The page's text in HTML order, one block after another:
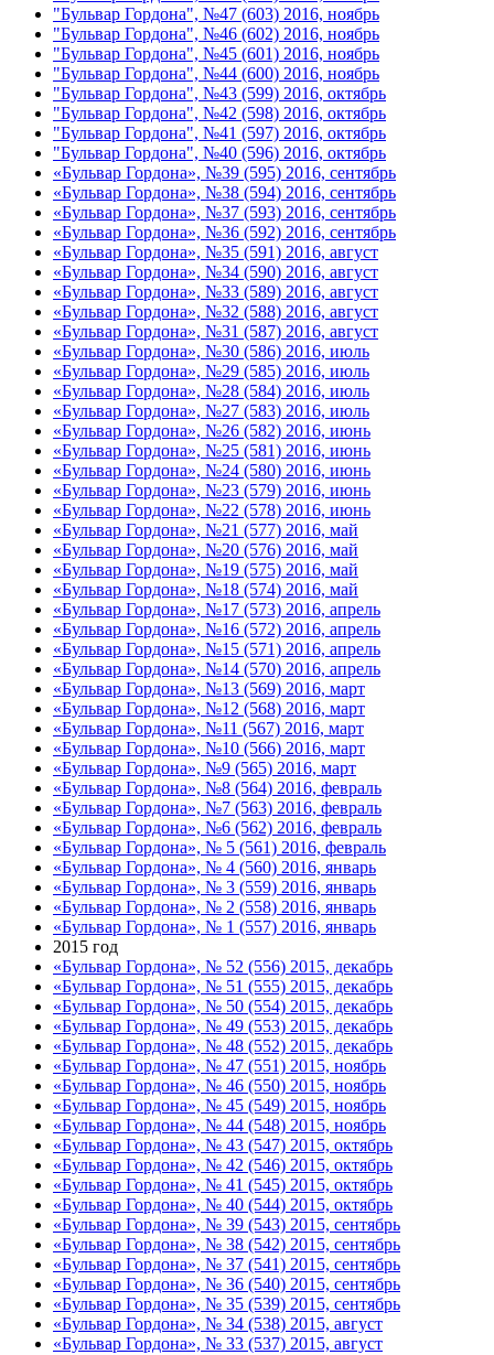
"Бульвар Гордона", №47 (603) 2016, ноябрь
"Бульвар Гордона", №46 (602) 2016, ноябрь
"Бульвар Гордона", №45 (601) 2016, ноябрь
"Бульвар Гордона", №44 (600) 2016, ноябрь
"Бульвар Гордона", №43 (599) 2016, октябрь
"Бульвар Гордона", №42 (598) 2016, октябрь
"Бульвар Гордона", №41 (597) 2016, октябрь
"Бульвар Гордона", №40 (596) 2016, октябрь
«Бульвар Гордона», №39 (595) 2016, сентябрь
«Бульвар Гордона», №38 (594) 2016, сентябрь
«Бульвар Гордона», №37 (593) 2016, сентябрь
«Бульвар Гордона», №36 (592) 2016, сентябрь
«Бульвар Гордона», №35 (591) 2016, август
«Бульвар Гордона», №34 (590) 2016, август
«Бульвар Гордона», №33 (589) 2016, август
«Бульвар Гордона», №32 (588) 2016, август
«Бульвар Гордона», №31 (587) 2016, август
«Бульвар Гордона», №30 (586) 2016, июль
«Бульвар Гордона», №29 (585) 2016, июль
«Бульвар Гордона», №28 (584) 2016, июль
«Бульвар Гордона», №27 (583) 2016, июль
«Бульвар Гордона», №26 (582) 2016, июнь
«Бульвар Гордона», №25 (581) 2016, июнь
«Бульвар Гордона», №24 (580) 2016, июнь
«Бульвар Гордона», №23 (579) 2016, июнь
«Бульвар Гордона», №22 (578) 2016, июнь
«Бульвар Гордона», №21 (577) 2016, май
«Бульвар Гордона», №20 (576) 2016, май
«Бульвар Гордона», №19 (575) 2016, май
«Бульвар Гордона», №18 (574) 2016, май
«Бульвар Гордона», №17 (573) 2016, апрель
«Бульвар Гордона», №16 (572) 2016, апрель
«Бульвар Гордона», №15 (571) 2016, апрель
«Бульвар Гордона», №14 (570) 2016, апрель
«Бульвар Гордона», №13 (569) 2016, март
«Бульвар Гордона», №12 (568) 2016, март
«Бульвар Гордона», №11 (567) 2016, март
«Бульвар Гордона», №10 (566) 2016, март
«Бульвар Гордона», №9 (565) 2016, март
«Бульвар Гордона», №8 (564) 2016, февраль
«Бульвар Гордона», №7 (563) 2016, февраль
«Бульвар Гордона», №6 (562) 2016, февраль
«Бульвар Гордона», № 5 (561) 2016, февраль
«Бульвар Гордона», № 4 (560) 2016, январь
«Бульвар Гордона», № 3 (559) 2016, январь
«Бульвар Гордона», № 2 (558) 2016, январь
«Бульвар Гордона», № 1 (557) 2016, январь
2015 год
«Бульвар Гордона», № 52 (556) 2015, декабрь
«Бульвар Гордона», № 51 (555) 2015, декабрь
«Бульвар Гордона», № 50 (554) 2015, декабрь
«Бульвар Гордона», № 49 (553) 2015, декабрь
«Бульвар Гордона», № 48 (552) 2015, декабрь
«Бульвар Гордона», № 47 (551) 2015, ноябрь
«Бульвар Гордона», № 46 (550) 2015, ноябрь
«Бульвар Гордона», № 45 (549) 2015, ноябрь
«Бульвар Гордона», № 44 (548) 2015, ноябрь
«Бульвар Гордона», № 43 (547) 2015, октябрь
«Бульвар Гордона», № 42 (546) 2015, октябрь
«Бульвар Гордона», № 41 (545) 2015, октябрь
«Бульвар Гордона», № 40 (544) 2015, октябрь
«Бульвар Гордона», № 39 (543) 2015, сентябрь
«Бульвар Гордона», № 38 (542) 2015, сентябрь
«Бульвар Гордона», № 37 (541) 2015, сентябрь
«Бульвар Гордона», № 36 (540) 2015, сентябрь
«Бульвар Гордона», № 35 (539) 2015, сентябрь
«Бульвар Гордона», № 34 (538) 2015, август
«Бульвар Гордона», № 33 (537) 2015, август